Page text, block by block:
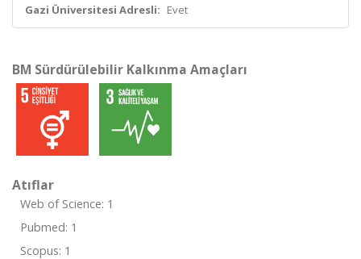
Gazi Üniversitesi Adresli: Evet
BM Sürdürülebilir Kalkınma Amaçları
Atıflar
Web of Science: 1
Pubmed: 1
Scopus: 1